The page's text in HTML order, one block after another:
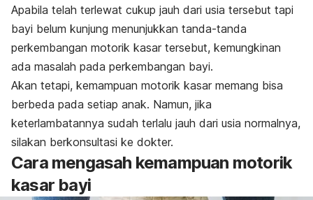
Apabila telah terlewat cukup jauh dari usia tersebut tapi
bayi belum kunjung menunjukkan tanda-tanda
perkembangan motorik kasar tersebut, kemungkinan
ada masalah pada perkembangan bayi.
Akan tetapi, kemampuan motorik kasar memang bisa
berbeda pada setiap anak. Namun, jika
keterlambatannya sudah terlalu jauh dari usia normalnya,
silakan berkonsultasi ke dokter.
Cara mengasah kemampuan motorik
kasar bayi